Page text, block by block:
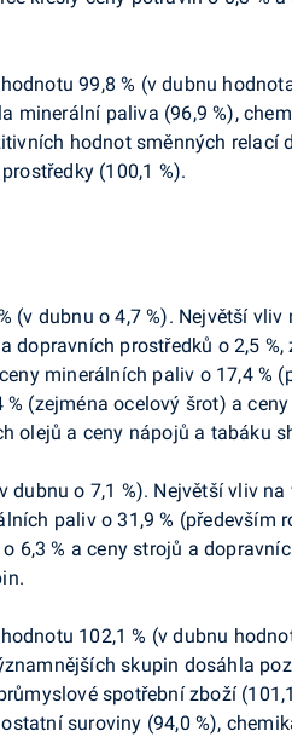
99,8 % (v dubnu
minerální paliva (96,9 %),
hodnot směnných relací
(100,1 %).
(v dubnu o 4,7 %). Největší
dopravních prostředků o 2,5
minerálních paliv o 17,4 %
(zejména ocelový šrot) a
olejů a ceny nápojů a tabáku
dubnu o 7,1 %). Největší vliv
paliv o 31,9 % (především
6,3 % a ceny strojů a
102,1 % (v dubnu
skupin dosáhla
spotřební zboží
suroviny (94,0 %),